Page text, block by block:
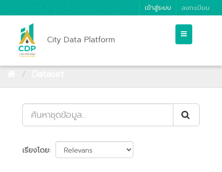
เข้าสู่ระบบ ลงทะเบียน
City Data Platform
เรียงโดย